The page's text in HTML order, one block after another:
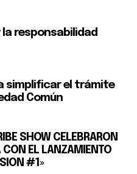
la responsabilidad
simplificar el trámite
Común
SHOW CELEBRARON
CON EL LANZAMIENTO
#1»